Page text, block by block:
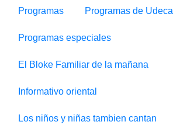
Programas Programas de Udeca
Programas especiales
El Bloke Familiar de la mañana
Informativo oriental
Los niños y niñas tambien cantan